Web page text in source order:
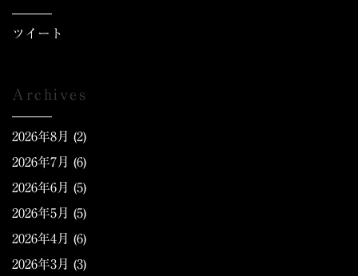
ツイート
Archives
2026年8月 (2)
2026年7月 (6)
2026年6月 (5)
2026年5月 (5)
2026年4月 (6)
2026年3月 (3)